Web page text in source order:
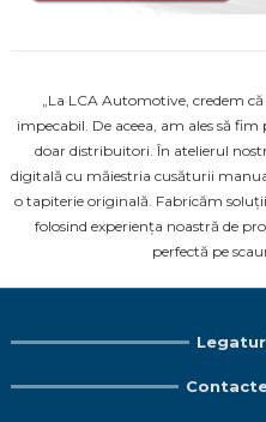
„La LCA Automotive, credem
impecabil. De aceea, am ales să
doar distribuitori. În atelierul
digitală cu măiestria cusăturii
o tapiterie originală. Fabricăm
folosind experiența noastră de
perfectă pe